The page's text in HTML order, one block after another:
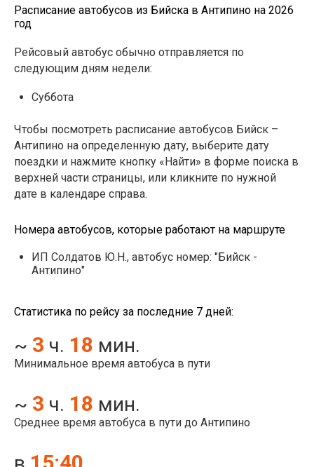
Расписание автобусов из Бийска в Антипино на 2026
год
Рейсовый автобус обычно отправляется по
следующим дням недели:
Суббота
Чтобы посмотреть расписание автобусов Бийск –
Антипино на определенную дату, выберите дату
поездки и нажмите кнопку «Найти» в форме поиска в
верхней части страницы, или кликните по нужной
дате в календаре справа.
Номера автобусов, которые работают на маршруте
ИП Солдатов Ю.Н., автобус номер: "Бийск -
Антипино"
Статистика по рейсу за последние 7 дней:
~ 3 ч. 18 мин.
Минимальное время автобуса в пути
~ 3 ч. 18 мин.
Среднее время автобуса в пути до Антипино